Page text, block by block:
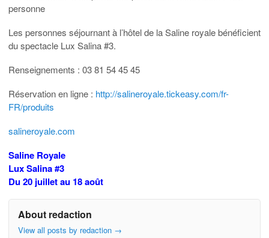
personne
Les personnes séjournant à l’hôtel de la Saline royale bénéficient
du spectacle Lux Salina #3.
Renseignements : 03 81 54 45 45
Réservation en ligne : http://salineroyale.tickeasy.com/fr-
FR/produits
salineroyale.com
Saline Royale
Lux Salina #3
Du 20 juillet au 18 août
About redaction
View all posts by redaction →